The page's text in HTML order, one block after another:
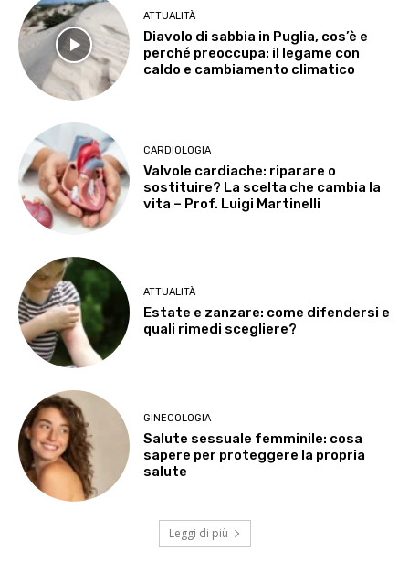
ATTUALITÀ
Diavolo di sabbia in Puglia, cos’è e
perché preoccupa: il legame con
caldo e cambiamento climatico
CARDIOLOGIA
Valvole cardiache: riparare o
sostituire? La scelta che cambia la
vita – Prof. Luigi Martinelli
ATTUALITÀ
Estate e zanzare: come difendersi e
quali rimedi scegliere?
GINECOLOGIA
Salute sessuale femminile: cosa
sapere per proteggere la propria
salute
Leggi di più